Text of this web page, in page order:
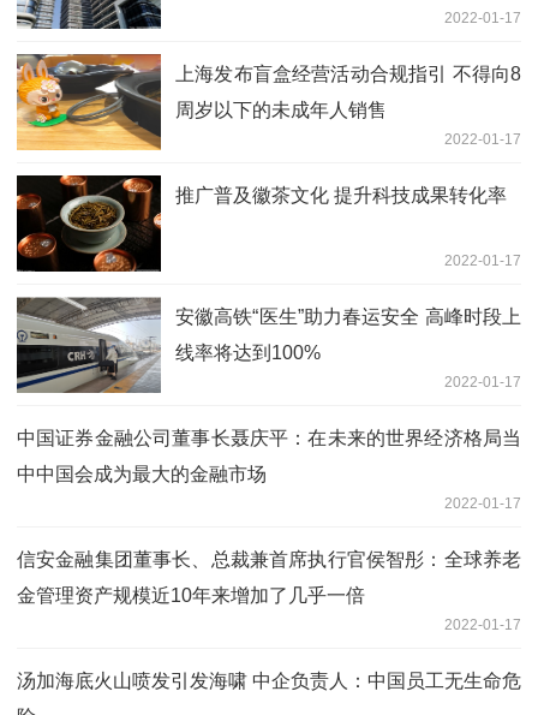
2022-01-17
上海发布盲盒经营活动合规指引 不得向8
周岁以下的未成年人销售
2022-01-17
推广普及徽茶文化 提升科技成果转化率
2022-01-17
安徽高铁“医生”助力春运安全 高峰时段上
线率将达到100%
2022-01-17
中国证券金融公司董事长聂庆平：在未来的世界经济格局当
中中国会成为最大的金融市场
2022-01-17
信安金融集团董事长、总裁兼首席执行官侯智彤：全球养老
金管理资产规模近10年来增加了几乎一倍
2022-01-17
汤加海底火山喷发引发海啸 中企负责人：中国员工无生命危